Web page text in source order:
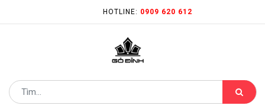
HOTLINE: 0909 620 612